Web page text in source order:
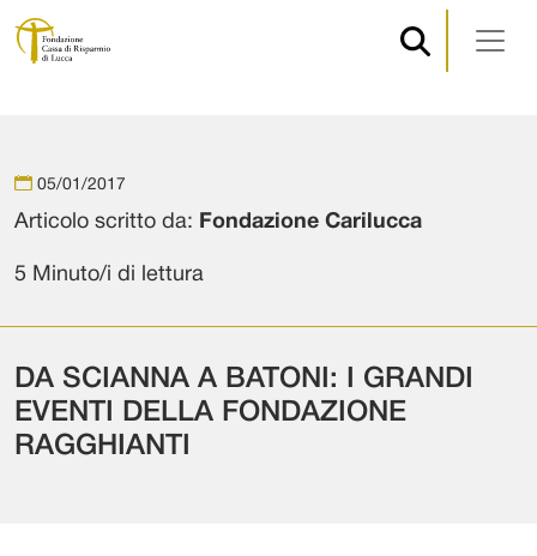
Navigazione principale
05/01/2017
Articolo scritto da: Fondazione Carilucca
5 Minuto/i di lettura
DA SCIANNA A BATONI: I GRANDI
EVENTI DELLA FONDAZIONE
RAGGHIANTI